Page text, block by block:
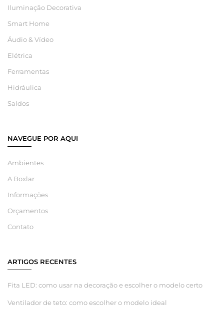
Iluminação Decorativa
Smart Home
Áudio & Vídeo
Elétrica
Ferramentas
Hidráulica
Saldos
NAVEGUE POR AQUI
Ambientes
A Boxlar
Informações
Orçamentos
Contato
ARTIGOS RECENTES
Fita LED: como usar na decoração e escolher o modelo certo
Ventilador de teto: como escolher o modelo ideal